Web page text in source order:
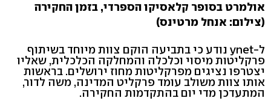
אולמרט בסופר קלאסיקו הספרדי, בזמן החקירה
(צילום: אנחל מרטינס)
ל-ynet נודע כי בתביעה הוקם צוות מיוחד בשיתוף
פרקליטות מיסוי וכלכלה והמחלקה הכלכלית, שאליו
יצטרפו נציגים מפרקליטות מחוז ירושלים. בראשות
אותו צוות משולב עומד פרקליט המדינה, משה לדור,
המתעדכן מדי יום בהתקדמות החקירה.